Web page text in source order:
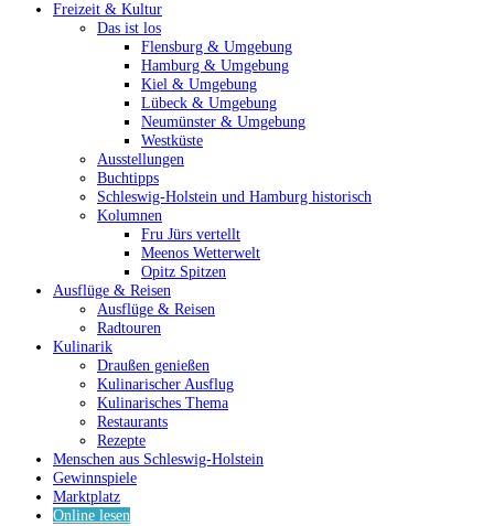
Freizeit & Kultur
Das ist los
Flensburg & Umgebung
Hamburg & Umgebung
Kiel & Umgebung
Lübeck & Umgebung
Neumünster & Umgebung
Westküste
Ausstellungen
Buchtipps
Schleswig-Holstein und Hamburg historisch
Kolumnen
Fru Jürs vertellt
Meenos Wetterwelt
Opitz Spitzen
Ausflüge & Reisen
Ausflüge & Reisen
Radtouren
Kulinarik
Draußen genießen
Kulinarischer Ausflug
Kulinarisches Thema
Restaurants
Rezepte
Menschen aus Schleswig-Holstein
Gewinnspiele
Marktplatz
Online lesen